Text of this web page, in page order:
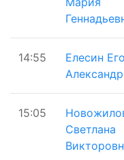
14:55
Елесин
15:05
Светлана